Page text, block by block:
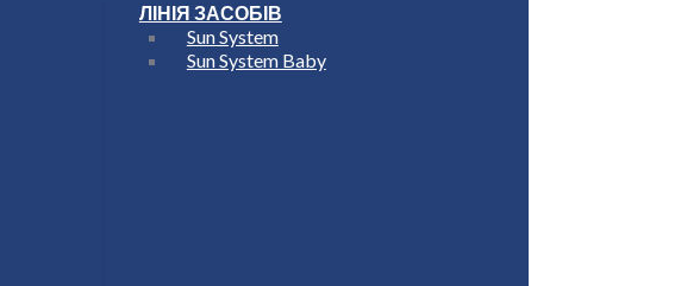
ЛІНІЯ ЗАСОБІВ
Sun System
Sun System Baby